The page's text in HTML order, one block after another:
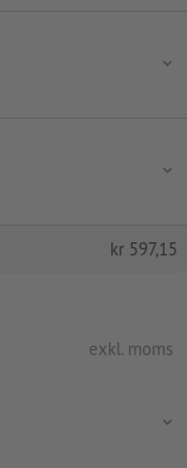
kr 597,15
exkl. moms